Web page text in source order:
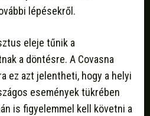
lépésekről.
eleje tűnik a
a döntésre. A Covasna
ez azt jelentheti, hogy a helyi
események tükrében
is figyelemmel kell követni a